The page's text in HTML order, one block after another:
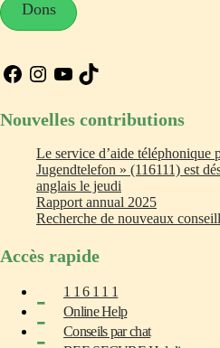
Dons
Facebook
Instagram
YouTube
TikTok
Nouvelles contributions
Le service d’aide téléphonique
Jugendtelefon » (116111) est
anglais le jeudi
Rapport annual 2025
Recherche de nouveaux
Accès rapide
1 1 6 1 1 1
Online Help
Conseils par chat